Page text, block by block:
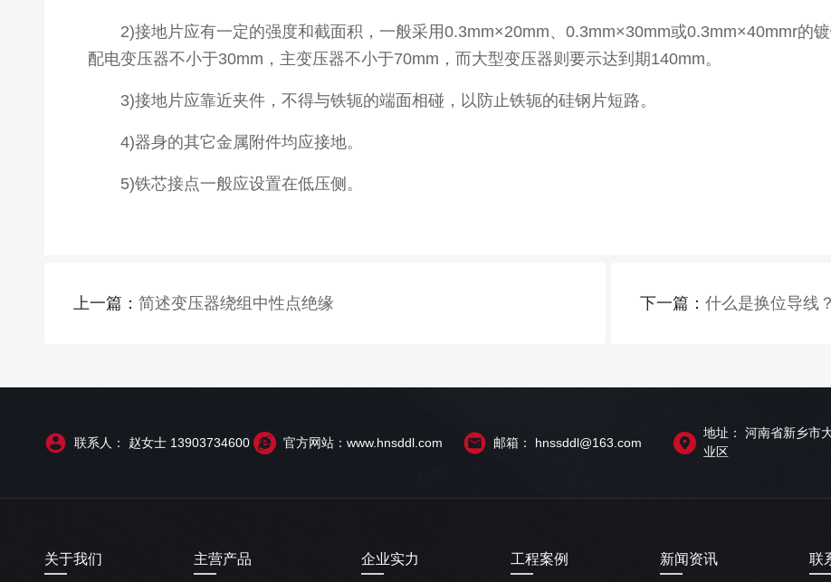
2)接地片应有一定的强度和截面积，一般采用0.3mm×20mm、0.3mm×30mm或0.3mm×40mmr的
配电变压器不小于30mm，主变压器不小于70mm，而大型变压器则要示达到期140mm。
3)接地片应靠近夹件，不得与铁轭的端面相碰，以防止铁轭的硅钢片短路。
4)器身的其它金属附件均应接地。
5)铁芯接点一般应设置在低压侧。
上一篇： 简述变压器绕组中性点绝缘 下一篇： 什么是换位导线
联系人： 赵女士 13903734600 官方网站：www.hnsddl.com 邮箱： hnssddl@163.com
地址： 河南省新乡市
业区
关于我们 主营产品 企业实力 工程案例 新闻资讯 联